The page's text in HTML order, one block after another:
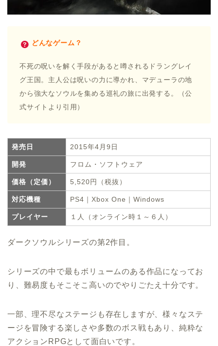
どんなゲーム？
不死の呪いを解く手段があると噂されるドラングレイ
グ王国。主人公は呪いの力に導かれ、マデューラの地
から強大なソウルを集める巡礼の旅に出発する。（公
式サイトより引用）
発売日 2015年4月9日
開発 フロム・ソフトウェア
価格（定価） 5,520円（税抜）
対応機種 PS4｜Xbox One｜Windows
プレイヤー １人（オンライン時１～６人）
ダークソウルシリーズの第2作目。
シリーズの中で最もボリュームのある作品になってお
り、難易度もそこそこ高いのでやりごたえ十分です。
一部、理不尽なステージも存在しますが、様々なステ
ージを冒険する楽しさや多数のボス戦もあり、純粋な
アクションRPGとして面白いです。